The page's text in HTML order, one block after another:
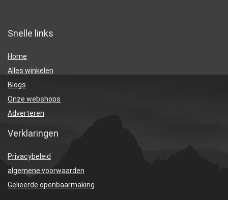
Snelle links
Home
Alles winkelen
Blogs
Onze webshops
Adverteren
Verklaringen
Privacybeleid
algemene voorwaarden
Gelieerde openbaarmaking